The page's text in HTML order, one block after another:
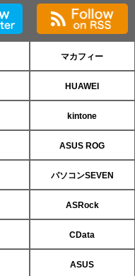
マカフィー
HUAWEI
kintone
ASUS ROG
パソコンSEVEN
ASRock
CData
ASUS